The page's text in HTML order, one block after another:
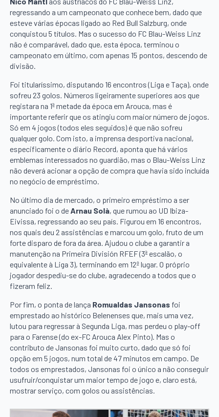
regressando a um campeonato que conhece bem, dado que
esteve várias épocas ligado ao Red Bull Salzburg, onde
conquistou 5 títulos. Mas o sucesso do FC Blau-Weiss Linz
não é comparável, dado que, esta época, terminou o
campeonato em último, com apenas 15 pontos, descendo de
divisão.
Foi titularíssimo, disputando 16 encontros (Liga e Taça), onde
sofreu 23 golos. Números ligeiramente superiores aos que
registara na 1ª metade da época em Arouca, mas é
importante referir que os atingiu com maior número de jogos.
Só em 4 jogos (todos eles seguidos) é que não sofreu
qualquer golo. Com isto, a imprensa desportiva nacional,
especificamente o diário Record, aponta que há vários
emblemas interessados no guardião, mas o Blau-Weiss Linz
não deverá acionar a opção de compra que havia sido incluída
no negócio de empréstimo.
No último dia de mercado, o primeiro empréstimo a ser
anunciado foi o deArnau Solà, que rumou ao UD Ibiza-
Eivissa, regressando ao seu país. Figurou em 16 encontros,
nos quais deu 2 assistências e marcou um golo, fruto de um
forte disparo de fora da área. Ajudou o clube a garantir a
manutenção na Primeira División RFEF (3ª escalão, o
equivalente à Liga 3), terminando em 12º lugar. O próprio
jogador despediu-se do clube, agradecendo a todos que o
fizeram feliz.
Por fim, o ponta de lança Romualdas Jansonas foi
emprestado ao histórico Belenenses que, mais uma vez,
lutou para regressar à Segunda Liga, mas perdeu o play-off
para o Farense (do ex-FC Arouca Alex Pinto). Mas o
contributo de Jansonas foi muito curto, dado que só foi
opção em 5 jogos, num total de 47 minutos em campo. De
todos os emprestados, Jansonas foi o único a não conseguir
usufruir/conquistar um maior tempo de jogo e, claro está,
mostrar serviço, com golos ou assistências.